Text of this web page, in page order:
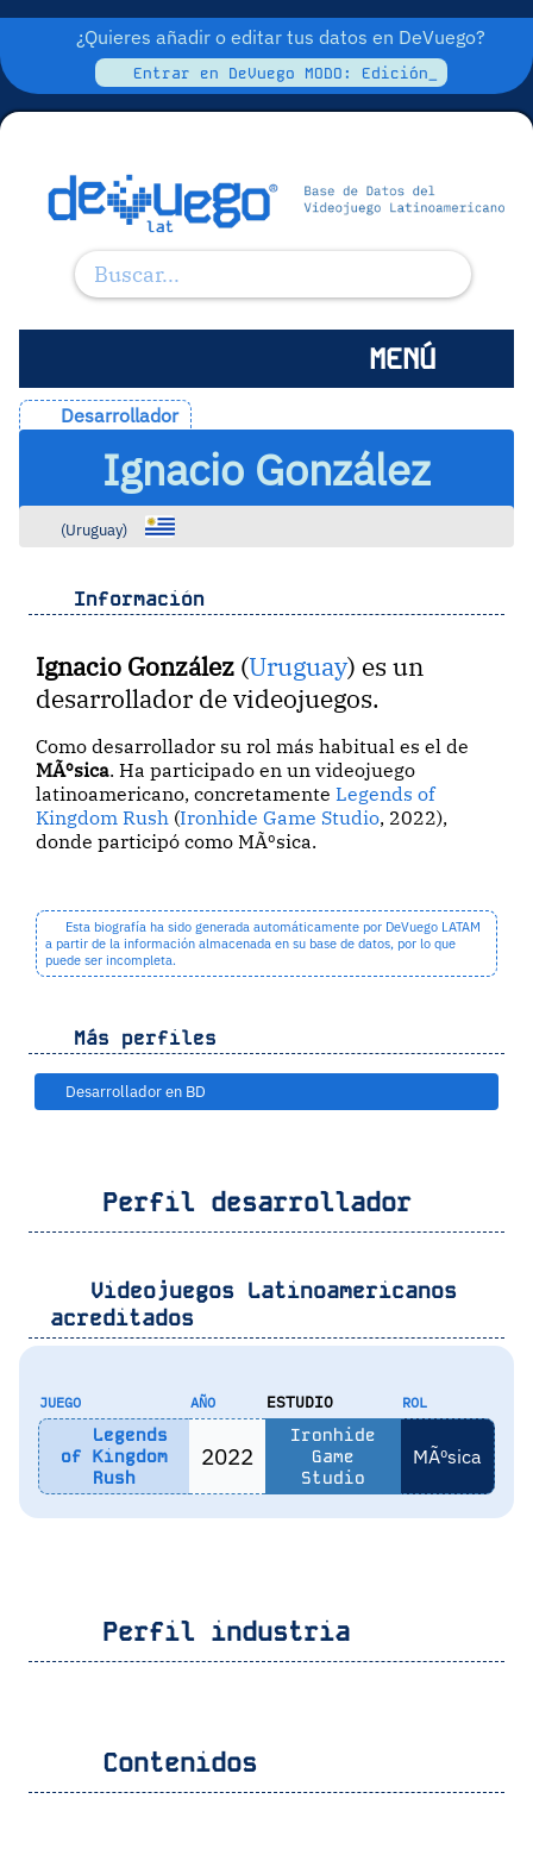
¿Quieres añadir o editar tus datos en DeVuego?
Entrar en DeVuego MODO: Edición_
MENÚ
Desarrollador
Ignacio González
(Uruguay)
Información
Ignacio González (Uruguay) es un
desarrollador de videojuegos.
Como desarrollador su rol más habitual es el de
MÃºsica. Ha participado en un videojuego
latinoamericano, concretamenteLegends of
Kingdom Rush (Ironhide Game Studio, 2022),
donde participó como MÃºsica.
Esta biografía ha sido generada automáticamente por DeVuego LATAM
a partir de la información almacenada en su base de datos, por lo que
puede ser incompleta.
Más perfiles
Desarrollador en BD
Perfil desarrollador
Videojuegos Latinoamericanos
acreditados
JUEGO AÑO ESTUDIO ROL
Legends
of Kingdom
Rush
2022
Ironhide
Game
Studio
MÃºsica
Perfil industria
Contenidos